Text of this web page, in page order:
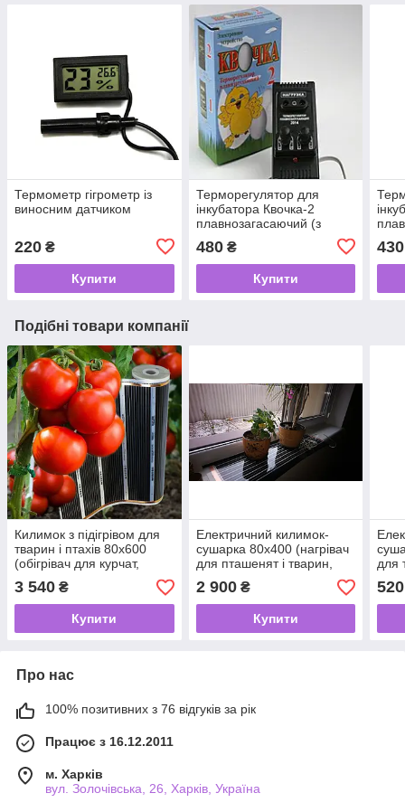
Термометр гігрометр із
виносним датчиком
220 ₴
Купити
Терморегулятор для
інкубатора Квочка-2
плавнозагасаючий (з
480₴
Купити
430
Подібні товари компанії
Килимок з підігрівом для
тварин і птахів 80х600
(обігрівач для курчат,
кроленят, ґрунту, розсади)
960 В
3 540 ₴
Купити
Електричний килимок-
сушарка 80х400 (нагрівач
для пташенят і тварин,
підігрів для двигуна) 640
Вт
2 900₴
Купити
для
520
Про нас
100% позитивних з 76 відгуків за рік
Працює з 16.12.2011
м. Харків
вул. Золочівська, 26, Харків, Україна